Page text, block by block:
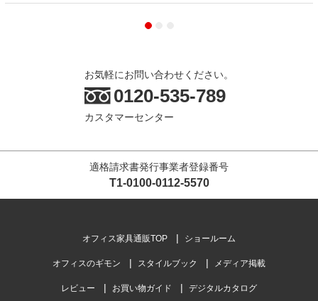
すべてのお客様のコメント見る
ガス圧昇降スツール 幅475×奥行475×高さ
4.6
レビュー数14件
平均評価4.6
ご購入者様
購入確認済み
とても良いです！
お気軽にお問い合わせください。
0120-535-789
カスタマーセンター
適格請求書発行事業者登録番号
T1-0100-0112-5570
オフィス家具通販TOP ショールーム
オフィスのギモン スタイルブック メディア掲載
レビュー お買い物ガイド デジタルカタログ